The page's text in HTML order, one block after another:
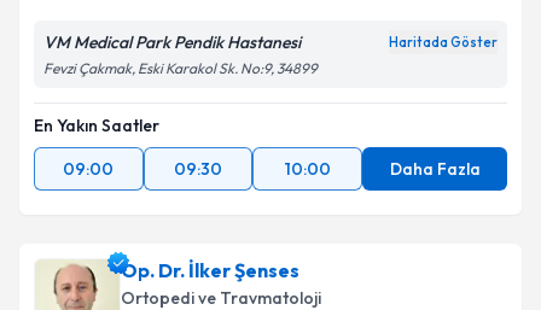
VM Medical Park Pendik Hastanesi Haritada Göster
Fevzi Çakmak, Eski Karakol Sk. No:9, 34899
En Yakın Saatler
09:00
09:30 10:00 Daha Fazla
Op. Dr. İlker Şenses
Ortopedi ve Travmatoloji